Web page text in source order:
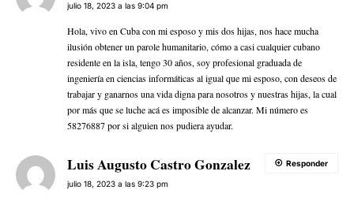
julio 18, 2023 a las 9:04 pm
Hola, vivo en Cuba con mi esposo y mis dos hijas, nos hace mucha
ilusión obtener un parole humanitario, cómo a casi cualquier cubano
residente en la isla, tengo 30 años, soy profesional graduada de
ingeniería en ciencias informáticas al igual que mi esposo, con deseos de
trabajar y ganarnos una vida digna para nosotros y nuestras hijas, la cual
por más que se luche acá es imposible de alcanzar. Mi número es
58276887 por si alguien nos pudiera ayudar.
Luis Augusto Castro Gonzalez
julio 18, 2023 a las 9:23 pm
Responder